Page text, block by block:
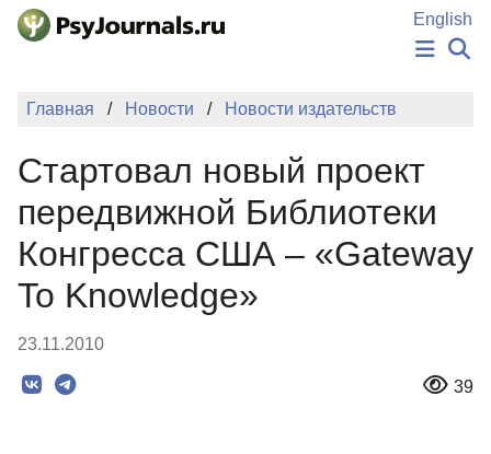
Перейти к основному содержанию
English
НОВОСТИ
ПОДАТЬ РУКОПИСЬ
БАЗА ЗНАНИЙ
КЛЮЧЕВЫЕ СЛОВА
Регистрация
Вход
Главная Новости Новости издательств
Стартовал новый проект
передвижной Библиотеки
Конгресса США – «Gateway
To Knowledge»
23.11.2010
39